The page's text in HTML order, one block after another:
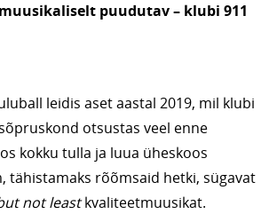
puudutav – klubi 911
leidis aset aastal 2019, mil klubi
otsustas veel enne
kokku tulla ja luua üheskoos
tähistamaks rõõmsaid hetki, sügavat
not leastkvaliteetmuusikat.